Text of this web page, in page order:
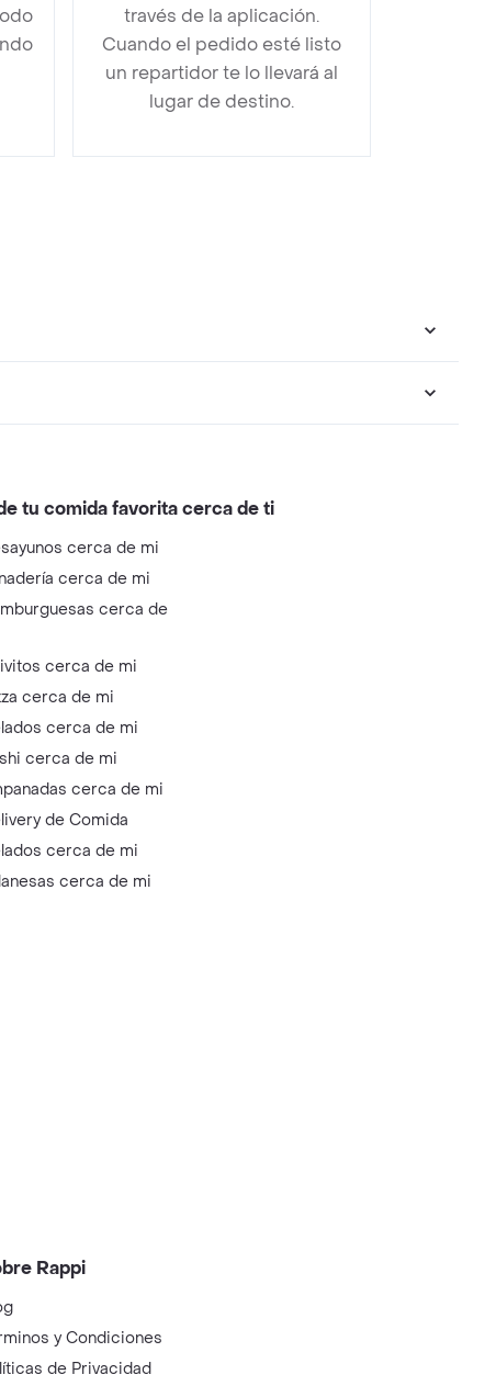
través de la aplicación.
Cuando el pedido esté listo
un repartidor te lo llevará al
lugar de destino.
tu comida favorita cerca de ti
cerca de mi
cerca de mi
cerca de
cerca de mi
cerca de mi
cerca de mi
cerca de mi
cerca de mi
de Comida
cerca de mi
cerca de mi
Rappi
y Condiciones
de Privacidad